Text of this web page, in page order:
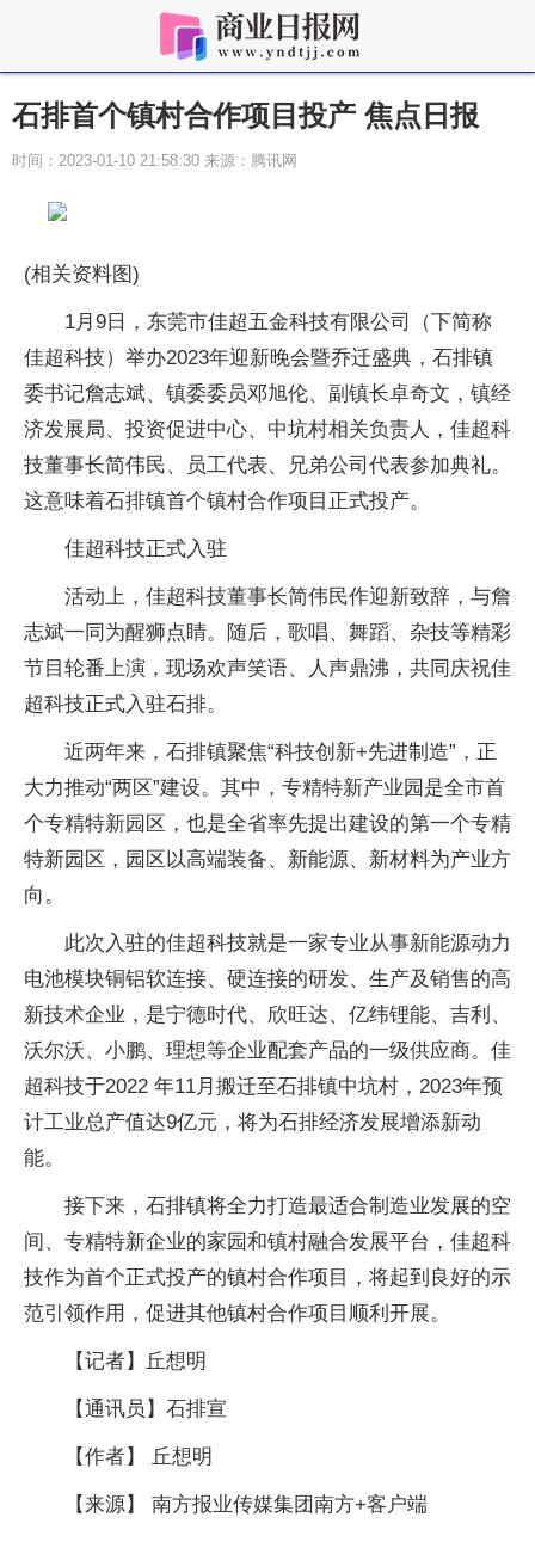
石排首个镇村合作项目投产 焦点日报
时间：2023-01-10 21:58:30 来源：腾讯网
(相关资料图)
1月9日，东莞市佳超五金科技有限公司（下简称
佳超科技）举办2023年迎新晚会暨乔迁盛典，石排镇
委书记詹志斌、镇委委员邓旭伦、副镇长卓奇文，镇经
济发展局、投资促进中心、中坑村相关负责人，佳超科
技董事长简伟民、员工代表、兄弟公司代表参加典礼。
这意味着石排镇首个镇村合作项目正式投产。
佳超科技正式入驻
活动上，佳超科技董事长简伟民作迎新致辞，与詹
志斌一同为醒狮点睛。随后，歌唱、舞蹈、杂技等精彩
节目轮番上演，现场欢声笑语、人声鼎沸，共同庆祝佳
超科技正式入驻石排。
近两年来，石排镇聚焦“科技创新+先进制造”，正
大力推动“两区”建设。其中，专精特新产业园是全市首
个专精特新园区，也是全省率先提出建设的第一个专精
特新园区，园区以高端装备、新能源、新材料为产业方
向。
此次入驻的佳超科技就是一家专业从事新能源动力
电池模块铜铝软连接、硬连接的研发、生产及销售的高
新技术企业，是宁德时代、欣旺达、亿纬锂能、吉利、
沃尔沃、小鹏、理想等企业配套产品的一级供应商。佳
超科技于2022 年11月搬迁至石排镇中坑村，2023年预
计工业总产值达9亿元，将为石排经济发展增添新动
能。
接下来，石排镇将全力打造最适合制造业发展的空
间、专精特新企业的家园和镇村融合发展平台，佳超科
技作为首个正式投产的镇村合作项目，将起到良好的示
范引领作用，促进其他镇村合作项目顺利开展。
【记者】丘想明
【通讯员】石排宣
【作者】 丘想明
【来源】 南方报业传媒集团南方+客户端